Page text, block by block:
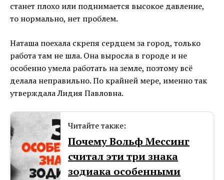
станет плохо или поднимается высокое давление,
то нормально, нет проблем.
Наташа поехала скрепя сердцем за город, только
работа там не шла. Она выросла в городе и не
особенно умела работать на земле, поэтому всё
делала неправильно. По крайней мере, именно так
утверждала Лидия Павловна.
Читайте также:
Почему Вольф Мессинг
считал эти три знака
зодиака особенными